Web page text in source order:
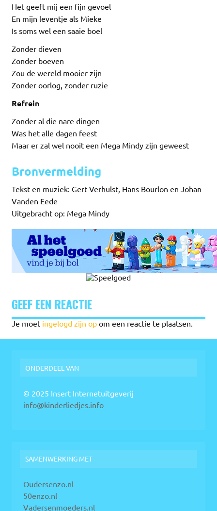
Het geeft mij een fijn gevoel
En mijn leventje als Mieke
Is soms wel een saaie boel
Zonder dieven
Zonder boeven
Zou de wereld mooier zijn
Zonder oorlog, zonder ruzie
Refrein
Zonder al die nare dingen
Was het alle dagen feest
Maar er zal wel nooit een Mega Mindy zijn geweest
Bronvermelding
Tekst en muziek: Gert Verhulst, Hans Bourlon en Johan
Vanden Eede
Uitgebracht op: Mega Mindy
GEEF EEN REACTIE
Je moet ingelogd zijn op om een reactie te plaatsen.
ONDERDEEL VAN
© 2025 Insert Internetuitgeverij
info@kinderliedjes.info
SAMENWERKING MET
Oudersenzo.nl
50enzo.nl
Vadersenmoeders.nl